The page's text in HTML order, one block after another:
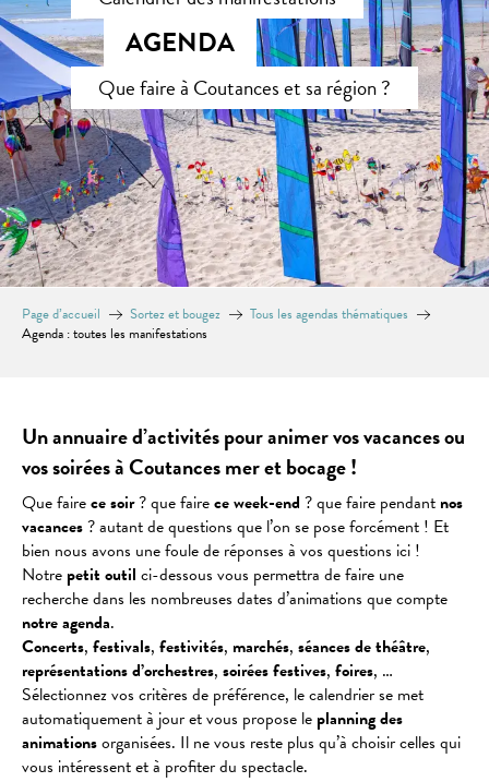
AGENDA
Que faire à Coutances et sa région ?
Page d’accueil Sortez et bougez
Tous les agendas thématiques
Agenda : toutes les manifestations
Un annuaire d’activités pour animer vos vacances ou
vos soirées à Coutances mer et bocage !
Que fairece soir? que fairece week-end ? que faire pendant nos
vacances? autant de questions que l’on se pose forcément ! Et
bien nous avons une foule de réponses à vos questions ici !
Notre petit outil ci-dessous vous permettra de faire une
recherche dans les nombreuses dates d’animations que compte
notre agenda.
Concerts, festivals, festivités, marchés, séancesdethéâtre,
représentationsd’orchestres, soiréesfestives, foires, …
Sélectionnez vos critères de préférence, le calendrier se met
automatiquement à jour et vous propose le planning des
animationsorganisées. Il ne vous reste plus qu’à choisir celles qui
vous intéressent et à profiter du spectacle.